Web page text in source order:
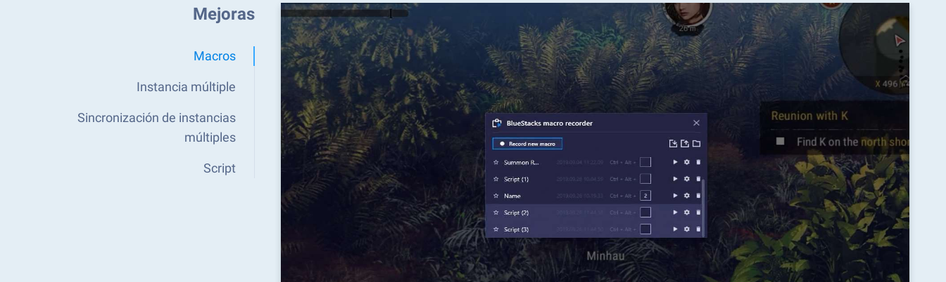
Mejoras
Macros
Instancia múltiple
Sincronización de instancias
múltiples
Script